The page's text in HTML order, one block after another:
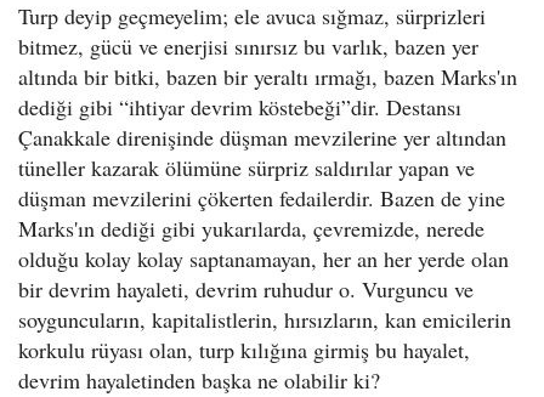
Turp deyip geçmeyelim; ele avuca sığmaz, sürprizleri
bitmez, gücü ve enerjisi sınırsız bu varlık, bazen yer
altında bir bitki, bazen bir yeraltı ırmağı, bazen Marks'ın
dediği gibi “ihtiyar devrim köstebeği”dir. Destansı
Çanakkale direnişinde düşman mevzilerine yer altından
tüneller kazarak ölümüne sürpriz saldırılar yapan ve
düşman mevzilerini çökerten fedailerdir. Bazen de yine
Marks'ın dediği gibi yukarılarda, çevremizde, nerede
olduğu kolay kolay saptanamayan, her an her yerde olan
bir devrim hayaleti, devrim ruhudur o. Vurguncu ve
soyguncuların, kapitalistlerin, hırsızların, kan emicilerin
korkulu rüyası olan, turp kılığına girmiş bu hayalet,
devrim hayaletinden başka ne olabilir ki?